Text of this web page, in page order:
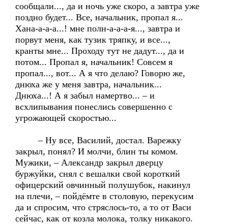
сообщали..., да и ночь уже скоро, а завтра уже
поздно будет... Все, начальник, пропал я...
Хана-а-а-а...! мне полн-а-а-а-я..., завтра и
порвут меня, как тузик тряпку, и все...,
кранты мне... Проходу тут не дадут..., да и
потом... Пропал я, начальник! Совсем я
пропал..., вот... А я что делаю? Говорю же,
днюха же у меня завтра, начальник...
Днюха...! А я забыл намертво... – и
всхлипывания понеслись совершенно с
угрожающей скоростью...
– Ну все, Василий, достал. Варежку
закрыл, понял? И молчи, блин ты комом.
Мужики, – Александр закрыл дверцу
буржуйки, снял с вешалки свой короткий
офицерский овчинный полушубок, накинул
на плечи, – пойдёмте в столовую, перекусим
да и спросим, что стряслось-то, а то от Васи
сейчас, как от козла молока, толку никакого.